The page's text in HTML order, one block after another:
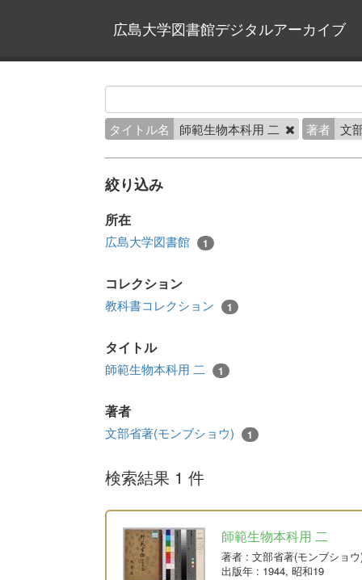
広島大学図書館デジタルアーカイブ
タイトル名 師範生物本科用 二 著者 文
絞り込み
所在
広島大学図書館 1
コレクション
教科書コレクション 1
タイトル
師範生物本科用 二 1
著者
文部省著(モンブショウ) 1
検索結果 1 件
師範生物本科用 二
著者 : 文部省著(モンブショ
出版年 : 1944, 昭和19